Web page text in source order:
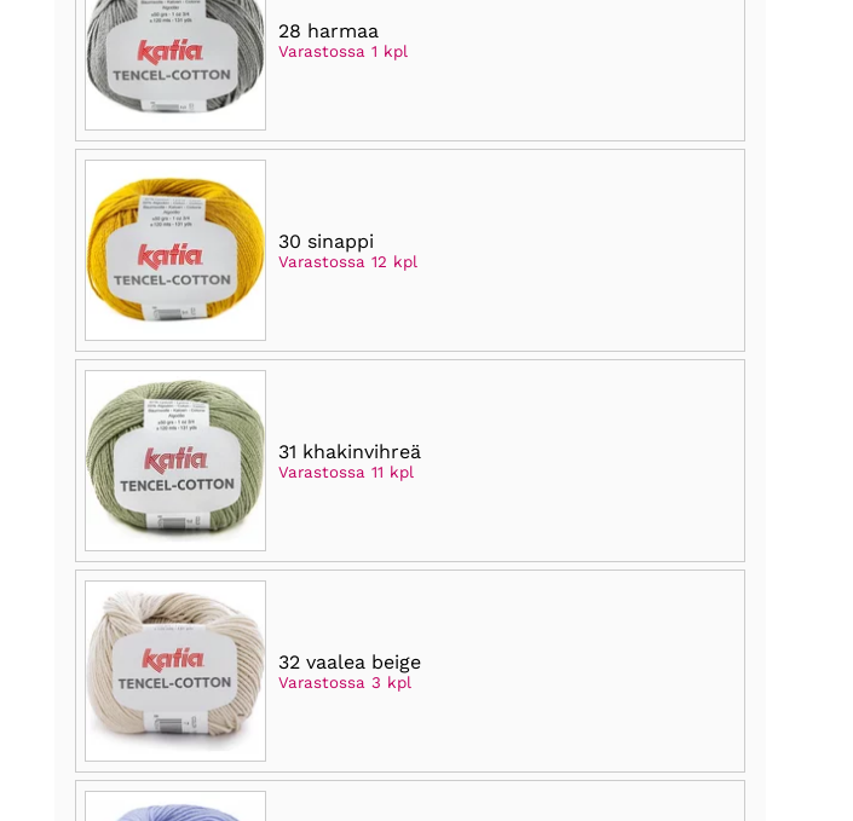
28 harmaa
Varastossa 1 kpl
30 sinappi
Varastossa 12 kpl
31 khakinvihreä
Varastossa 11 kpl
32 vaalea beige
Varastossa 3 kpl